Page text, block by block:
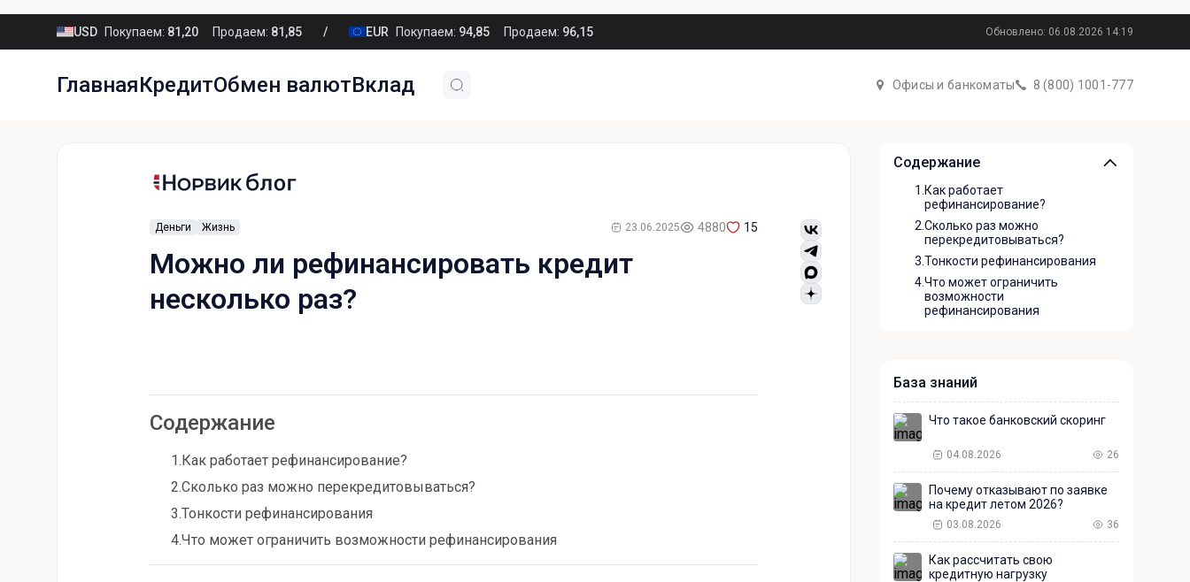
USD Покупаем: 81,20 Продаем: 81,85 EUR Покупаем: 94,85 Продаем: 96,15 Обновлено: 06.08.2026 14:19
ГлавнаяКредитОбмен валютВклад Офисы и банкоматы 8 (800) 1001-777
Деньги Жизнь 23.06.2025 4880 15
Можно ли рефинансировать кредит
несколько раз?
Содержание
1.Как работает рефинансирование?
2.Сколько раз можно перекредитовываться?
3.Тонкости рефинансирования
4.Что может ограничить возможности рефинансирования
Содержание
1. Как работает
рефинансирование?
2. Сколько раз можно
перекредитовываться?
3. Тонкости рефинансирования
4.Что может ограничить
возможности
рефинансирования
База знаний
Что такое банковский скоринг
04.08.2026 26
Почему отказывают по заявке
на кредит летом 2026?
03.08.2026 36
Как рассчитать свою
кредитную нагрузку